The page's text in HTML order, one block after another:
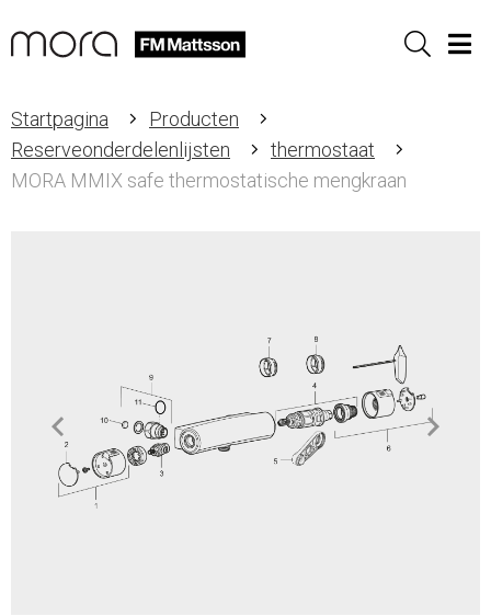
Sök
Startpagina
Producten
Reserveonderdelenlijsten
thermostaat
MORA MMIX safe thermostatische mengkraan